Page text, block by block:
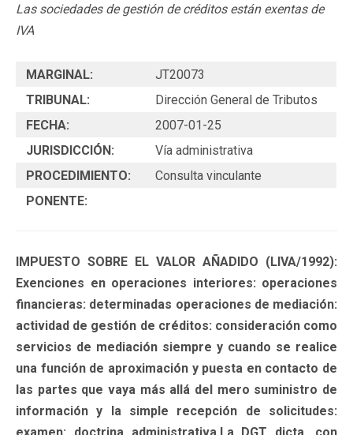
Las sociedades de gestión de créditos están exentas de
IVA
MARGINAL:
JT20073
TRIBUNAL:
Dirección General de Tributos
FECHA:
2007-01-25
JURISDICCIÓN:
Vía administrativa
PROCEDIMIENTO:
Consulta vinculante
PONENTE:
IMPUESTO SOBRE EL VALOR AÑADIDO (LIVA/1992):
Exenciones en operaciones interiores: operaciones
financieras: determinadas operaciones de mediación:
actividad de gestión de créditos: consideración como
servicios de mediación siempre y cuando se realice
una función de aproximación y puesta en contacto de
las partes que vaya más allá del mero suministro de
información y la simple recepción de solicitudes: